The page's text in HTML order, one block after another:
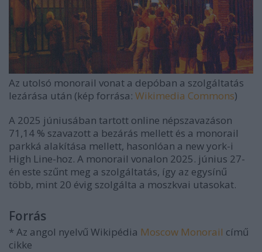
Az utolsó monorail vonat a depóban a szolgáltatás
lezárása után (kép forrása: Wikimedia Commons)
A 2025 júniusában tartott online népszavazáson
71,14 % szavazott a bezárás mellett és a monorail
parkká alakítása mellett, hasonlóan a new york-i
High Line-hoz. A monorail vonalon 2025. június 27-
én este szűnt meg a szolgáltatás, így az egysínű
több, mint 20 évig szolgálta a moszkvai utasokat.
Forrás
* Az angol nyelvű Wikipédia Moscow Monorail című
cikke